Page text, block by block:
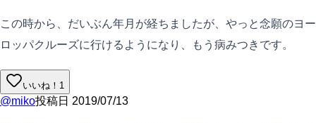
この時から、だいぶん年月が経ちましたが、やっと念願のヨー
ロッパクルーズに行けるようになり、もう病みつきです。
いいね！ 1
@miko投稿日 2019/07/13